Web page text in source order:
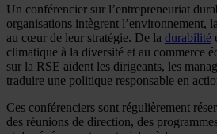
Un conférencier sur l’entrepreneuriat
organisations intègrent l’environnement,
au cœur de leur stratégie. De la durabilité
climatique à la diversité et au commerce
sur la RSE aident les dirigeants, les
traduire une politique responsable en
Ces conférenciers sont régulièrement
des réunions de direction, des